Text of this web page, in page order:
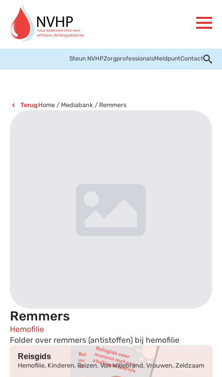
Steun NVHPZorgprofessionalsMeldpuntContact
Terug Home/ Mediabank / Remmers
Remmers
Hemofilie
Folder over remmers (antistoffen) bij hemofilie
Reisgids
Hemofilie, Kinderen, Reizen, Von Willebrand, Vrouwen, Zeldzaam